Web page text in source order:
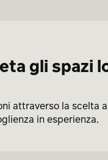
gli spazi
attraverso la scelta
in esperienza.